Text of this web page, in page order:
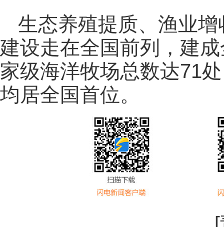
生态养殖提质、渔业
建设走在全国前列，建
家级海洋牧场总数达71
均居全国首位。